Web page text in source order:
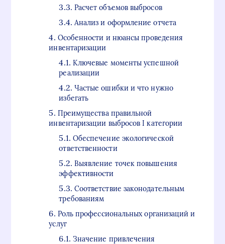
Расчет объемов выбросов
Анализ и оформление отчета
Особенности и нюансы проведения
инвентаризации
Ключевые моменты успешной
реализации
Частые ошибки и что нужно
избегать
Преимущества правильной
инвентаризации выбросов I категории
Обеспечение экологической
ответственности
Выявление точек повышения
эффективности
Соответствие законодательным
требованиям
Роль профессиональных организаций и
услуг
Значение привлечения